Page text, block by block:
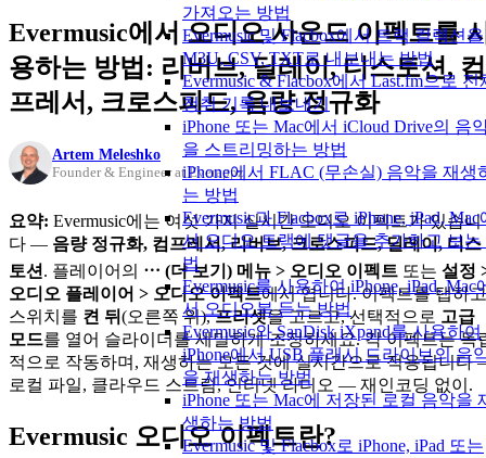
가져오는 방법
Evermusic 및 Flacbox에서 트랙 컬렉션을
M3U, CSV, TXT로 내보내는 방법
Evermusic & Flacbox에서 Last.fm으로 전
청취 기록 내보내기
iPhone 또는 Mac에서 iCloud Drive의 음
을 스트리밍하는 방법
iPhone에서 FLAC (무손실) 음악을 재생
는 방법
Evermusic과 Flacbox로 iPhone, iPad, Mac
서 오디오 트랙에 댓글을 추가하고 보는
법
Evermusic를 사용하여 iPhone, iPad, Mac
서 오디오북 듣는 방법
Evermusic와 SanDisk iXpand를 사용하여
iPhone에서 USB 플래시 드라이브의 음
을 재생하는 방법
iPhone 또는 Mac에 저장된 로컬 음악을
생하는 방법
Evermusic 및 Flacbox로 iPhone, iPad 또는
Evermusic에서 오디오 사운드 이펙트를
용하는 방법: 리버브, 딜레이, 디스토션, 컴
프레서, 크로스피드, 음량 정규화
Artem Meleshko
Founder & Engineer at Everappz
요약: Evermusic에는 여섯 가지 실시간 오디오 이펙트가 있습니
다 — 음량 정규화, 컴프레서, 리버브, 크로스피드, 딜레이, 디스
토션 . 플레이어의 ⋯ (더 보기) 메뉴 > 오디오 이펙트 또는 설정
오디오 플레이어 > 오디오 이펙트에서 엽니다. 이펙트를 탭하고
스위치를 켠 뒤 (오른쪽 위),프리셋을 고르고, 선택적으로 고급
모드를 열어 슬라이더를 세밀하게 조정하세요. 각 이펙트는 독
적으로 작동하며, 재생하는 모든 것에 실시간으로 적용됩니다
로컬 파일, 클라우드 스트림, 인터넷 라디오 — 재인코딩 없이.
Evermusic 오디오 이펙트란?